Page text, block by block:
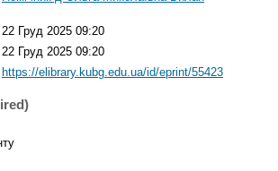
22 Груд 2025 09:20
22 Груд 2025 09:20
https://elibrary.kubg.edu.ua/id/eprint/55423